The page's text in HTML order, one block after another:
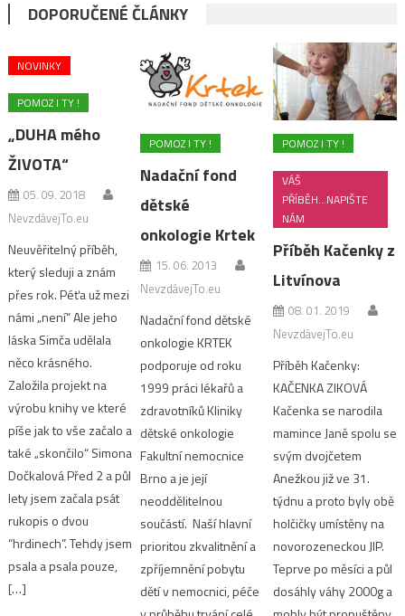
DOPORUČENÉ ČLÁNKY
NOVINKY
POMOZ I TY !
„DUHA mého
ŽIVOTA“
05. 09. 2018
NevzdávejTo.eu
Neuvěřitelný příběh,
který sleduji a znám
přes rok. Péťa už mezi
námi „není“ Ale jeho
láska Simča udělala
něco krásného.
Založila projekt na
výrobu knihy ve které
píše jak to vše začalo a
také „skončilo“ Simona
Dočkalová Před 2 a půl
lety jsem začala psát
rukopis o dvou
“hrdinech”. Tehdy jsem
psala a psala pouze,
[…]
POMOZ I TY !
Nadační fond
dětské
onkologie Krtek
15. 06. 2013
NevzdávejTo.eu
Nadační fond dětské
onkologie KRTEK
podporuje od roku
1999 práci lékařů a
zdravotníků Kliniky
dětské onkologie
Fakultní nemocnice
Brno a je její
neoddělitelnou
součástí. Naší hlavní
prioritou zkvalitnění a
zpříjemnění pobytu
dětí v nemocnici, péče
POMOZ I TY !
VÁŠ
PŘÍBĚH...NAPIŠTE
NÁM
Příběh Kačenky z
Litvínova
08. 01. 2019
NevzdávejTo.eu
Příběh Kačenky:
KAČENKA ZIKOVÁ
Kačenka se narodila
mamince Janě spolu se
svým dvojčetem
Anežkou již ve 31.
týdnu a proto byly obě
holčičky umístěny na
novorozeneckou JIP.
Teprve po měsíci a půl
dosáhly váhy 2000g a